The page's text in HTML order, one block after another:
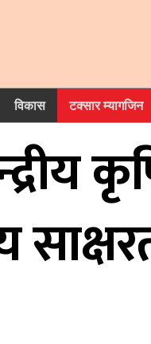
विकास टक्सार म्यागजिन